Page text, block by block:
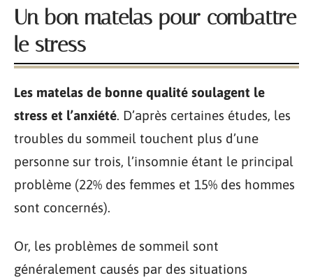
Un bon matelas pour combattre
le stress
Les matelas de bonne qualité soulagent le
stress et l’anxiété. D’après certaines études, les
troubles du sommeil touchent plus d’une
personne sur trois, l’insomnie étant le principal
problème (22% des femmes et 15% des hommes
sont concernés).
Or, les problèmes de sommeil sont
généralement causés par des situations